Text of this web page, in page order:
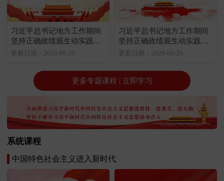
习近平总书记地方工作期间
坚持正确政绩观生动实践：
习近平提到梁家河7年的经历
更新日期：2026-06-20
习近平总书记地方工作期间
坚持正确政绩观生动实践：
英雄人物的感召
更新日期：2026-06-20
更多专题课程 | 立即学习
系统课程
中国特色社会主义进入新时代